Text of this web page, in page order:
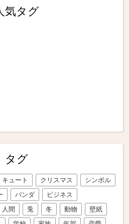
気タグ
タグ
キュート クリスマス
シンボル
パンダ
ビジネス
人間 兎 冬 動物
壁紙